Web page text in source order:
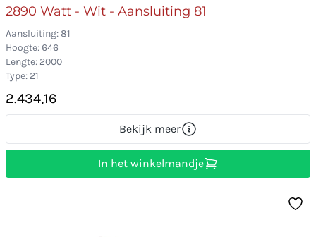
2890 Watt - Wit - Aansluiting 81
Aansluiting: 81
Hoogte: 646
Lengte: 2000
Type: 21
2.434,16
Bekijk meer
In het winkelmandje